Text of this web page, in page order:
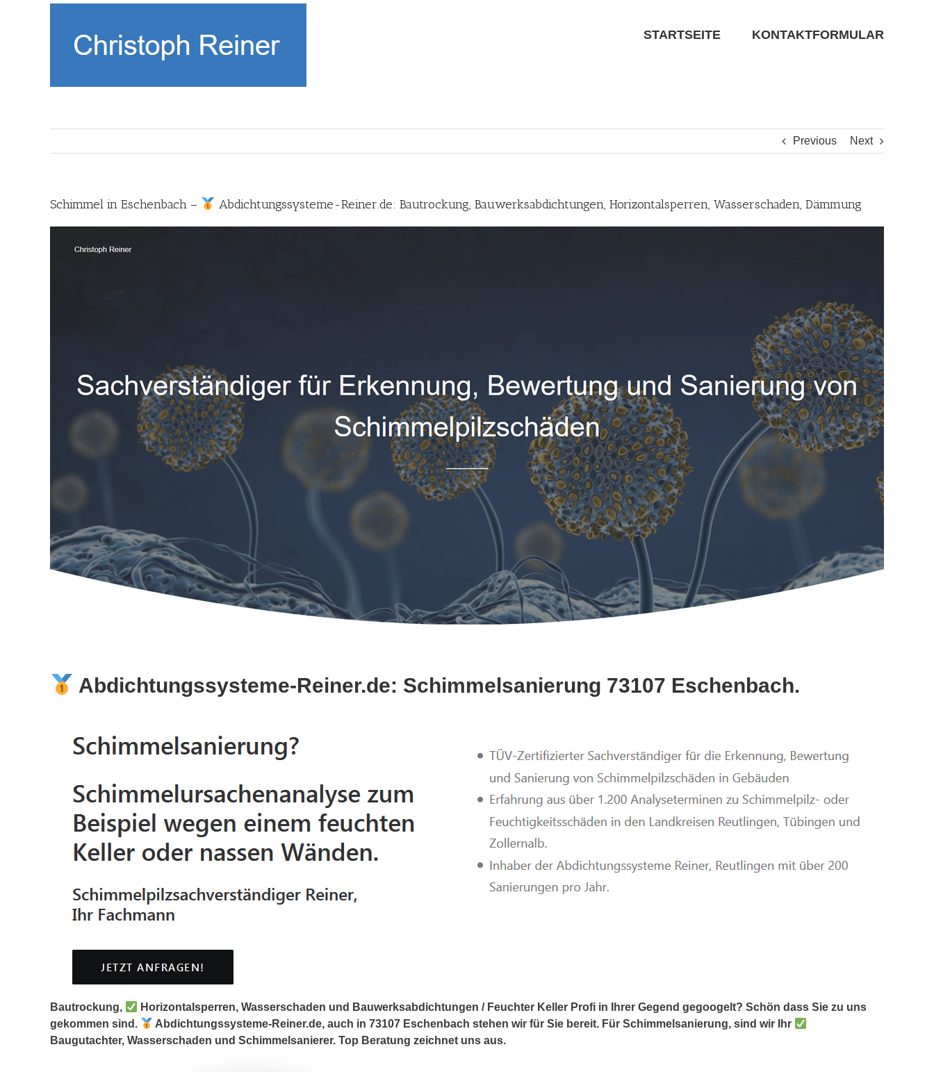
STARTSEITE KONTAKTFORMULAR
Previous Next
Schimmel in Eschenbach – Abdichtungssysteme-Reiner.de: Bautrockung, Bauwerksabdichtungen, Horizontalsperren, Wasserschaden, Dämmung
Abdichtungssysteme-Reiner.de: Schimmelsanierung 73107 Eschenbach.
Bautrockung,
Horizontalsperren, Wasserschaden und Bauwerksabdichtungen / Feuchter Keller Profi in Ihrer Gegend gegoogelt? Schön dass Sie zu uns
gekommen sind.
Abdichtungssysteme-Reiner.de, auch in 73107 Eschenbach stehen wir für Sie bereit. Für Schimmelsanierung, sind wir Ihr
Baugutachter, Wasserschaden und Schimmelsanierer. Top Beratung zeichnet uns aus.